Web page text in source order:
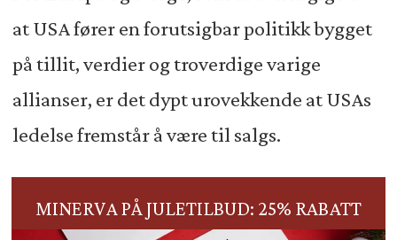
at USA fører en forutsigbar politikk bygget
på tillit, verdier og troverdige varige
allianser, er det dypt urovekkende at USAs
ledelse fremstår å være til salgs.
MINERVA PÅ JULETILBUD: 25% RABATT